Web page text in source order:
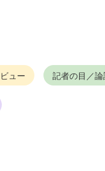
ュー 記者の目／論